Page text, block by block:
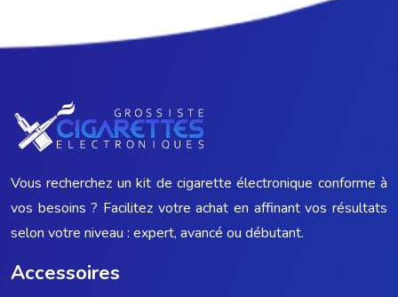
Vous recherchez un kit de cigarette électronique conforme à
vos besoins ? Facilitez votre achat en affinant vos résultats
selon votre niveau : expert, avancé ou débutant.
Accessoires